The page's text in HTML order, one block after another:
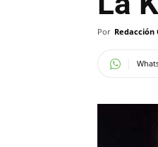
Por Redacción